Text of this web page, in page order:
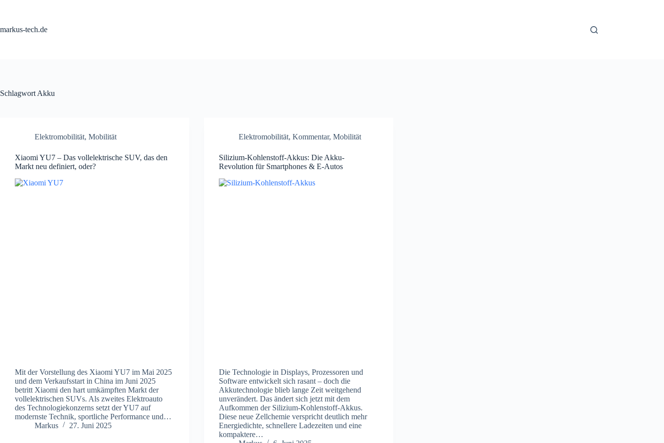
markus-tech.de
Schlagwort Akku
Elektromobilität, Mobilität
Xiaomi YU7 – Das vollelektrische SUV, das den
Markt neu definiert, oder?
Mit der Vorstellung des Xiaomi YU7 im Mai 2025
und dem Verkaufsstart in China im Juni 2025
betritt Xiaomi den hart umkämpften Markt der
vollelektrischen SUVs. Als zweites Elektroauto
des Technologiekonzerns setzt der YU7 auf
modernste Technik, sportliche Performance und…
Markus
27. Juni 2025
Elektromobilität,Kommentar,Mobilität
Silizium-Kohlenstoff-Akkus: Die Akku-
Revolution für Smartphones & E-Autos
Die Technologie in Displays, Prozessoren und
Software entwickelt sich rasant – doch die
Akkutechnologie blieb lange Zeit weitgehend
unverändert. Das ändert sich jetzt mit dem
Aufkommen der Silizium-Kohlenstoff-Akkus.
Diese neue Zellchemie verspricht deutlich mehr
Energiedichte, schnellere Ladezeiten und eine
kompaktere…